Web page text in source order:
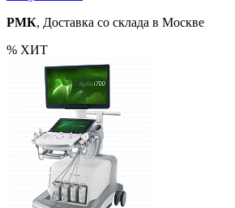
РМК, Доставка со склада в Москве
% ХИТ